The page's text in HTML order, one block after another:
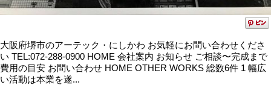
大阪府堺市のアーテック・にしかわ お気軽にお問い合わせくださ
い TEL:072-288-0900 HOME 会社案内 お知らせ ご相談〜完成まで
費用の目安 お問い合わせ HOME OTHER WORKS 総数6件 1 幅広
い活動は本業を遂...